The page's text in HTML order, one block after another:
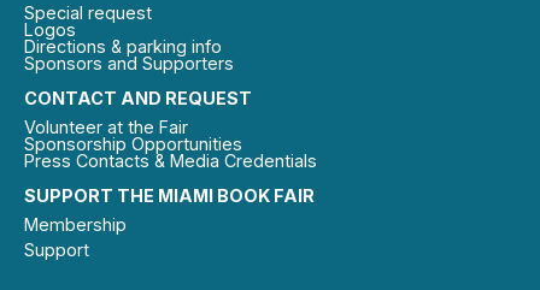
SUPPORT THE MIAMI BOOK FAIR
Membership
Support
CONTACT AND REQUEST
Volunteer at the Fair
Sponsorship Opportunities
Press Contacts & Media Credentials
Special request
Logos
Directions & parking info
Sponsors and Supporters